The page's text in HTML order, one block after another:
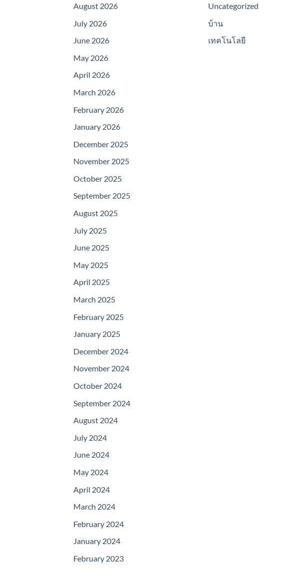
August 2026
July 2026
June 2026
May 2026
April 2026
March 2026
February 2026
January 2026
December 2025
November 2025
October 2025
September 2025
August 2025
July 2025
June 2025
May 2025
April 2025
March 2025
February 2025
January 2025
December 2024
November 2024
October 2024
September 2024
August 2024
July 2024
June 2024
May 2024
April 2024
March 2024
February 2024
January 2024
February 2023
Uncategorized
บ้าน
เทคโนโลยี